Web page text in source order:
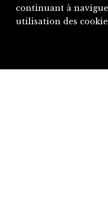
diju@diju.ch
continuant à
utilisation des